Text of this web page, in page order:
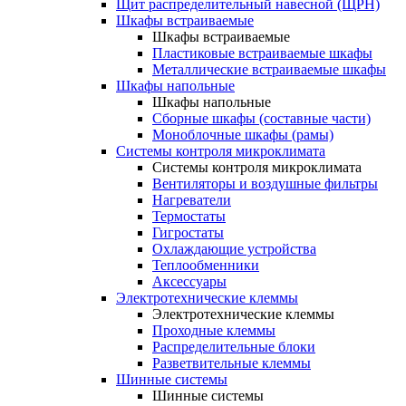
Щит распределительный навесной (ЩРН)
Шкафы встраиваемые
Шкафы встраиваемые
Пластиковые встраиваемые шкафы
Металлические встраиваемые шкафы
Шкафы напольные
Шкафы напольные
Сборные шкафы (составные части)
Моноблочные шкафы (рамы)
Системы контроля микроклимата
Системы контроля микроклимата
Вентиляторы и воздушные фильтры
Нагреватели
Термостаты
Гигростаты
Охлаждающие устройства
Теплообменники
Аксессуары
Электротехнические клеммы
Электротехнические клеммы
Проходные клеммы
Распределительные блоки
Разветвительные клеммы
Шинные системы
Шинные системы